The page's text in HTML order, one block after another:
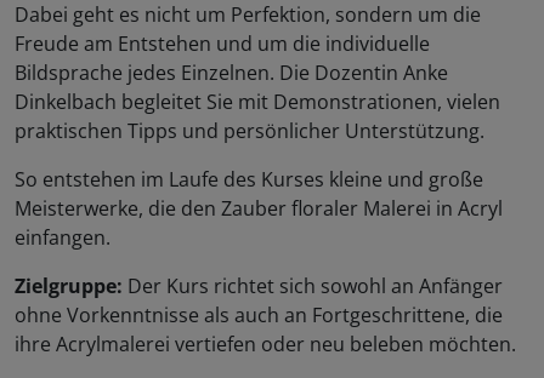
Dabei geht es nicht um Perfektion, sondern um die
Freude am Entstehen und um die individuelle
Bildsprache jedes Einzelnen. Die Dozentin Anke
Dinkelbach begleitet Sie mit Demonstrationen, vielen
praktischen Tipps und persönlicher Unterstützung.
So entstehen im Laufe des Kurses kleine und große
Meisterwerke, die den Zauber floraler Malerei in Acryl
einfangen.
Zielgruppe: Der Kurs richtet sich sowohl an Anfänger
ohne Vorkenntnisse als auch an Fortgeschrittene, die
ihre Acrylmalerei vertiefen oder neu beleben möchten.